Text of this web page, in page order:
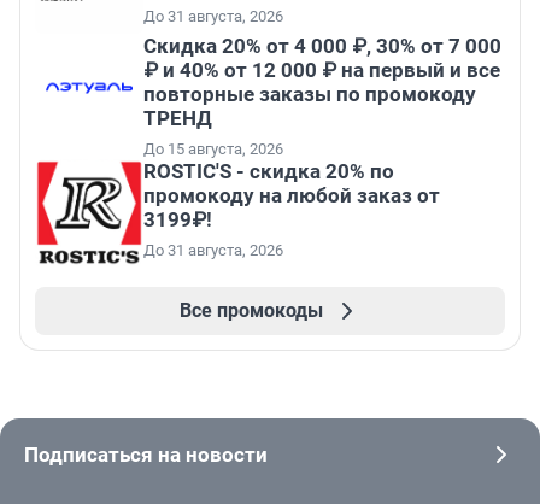
До 31 августа, 2026
Скидка 20% от 4 000 ₽, 30% от 7 000
₽ и 40% от 12 000 ₽ на первый и все
повторные заказы по промокоду
ТРЕНД
До 15 августа, 2026
ROSTIC'S - скидка 20% по
промокоду на любой заказ от
3199₽!
До 31 августа, 2026
Все промокоды
Подписаться на новости